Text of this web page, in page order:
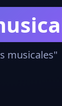
musicales"